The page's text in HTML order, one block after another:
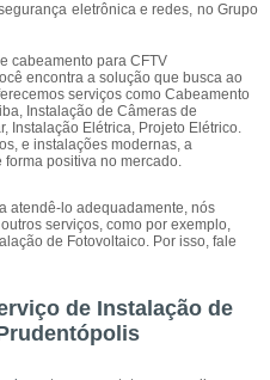
eletrônica e redes, no Grupo
cabeamento para CFTV
encontra a solução que busca ao
serviços como Cabeamento
Instalação de Câmeras de
Instalação Elétrica, Projeto Elétrico.
e instalações modernas, a
positiva no mercado.
atendê-lo adequadamente, nós
serviços, como por exemplo,
de Fotovoltaico. Por isso, fale
de Instalação de